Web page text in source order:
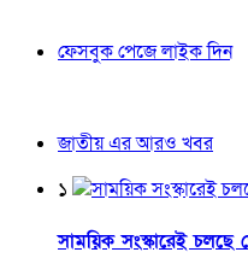
ফেসবুক পেজে লাইক দিন
জাতীয় এর আরও খবর
১
সাময়িক সংস্কারেই